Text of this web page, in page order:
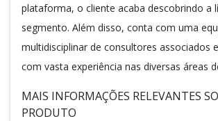
plataforma, o cliente acaba descobrindo a
segmento. Além disso, conta com uma
multidisciplinar de consultores associados
com vasta experiência nas diversas áreas
MAIS INFORMAÇÕES RELEVANTES
PRODUTO